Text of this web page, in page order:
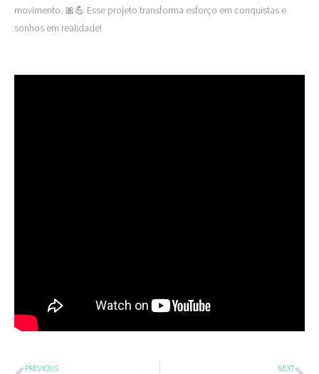
movimento. 🎀💪 Esse projeto transforma esforço em conquistas e
sonhos em realidade!
PREVIOUS NEXT